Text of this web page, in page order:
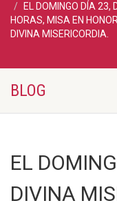
EL DOMINGO DÍA 23,
HORAS, MISA EN
DIVINA MISERICORDIA.
BLOG
EL
DIVINA